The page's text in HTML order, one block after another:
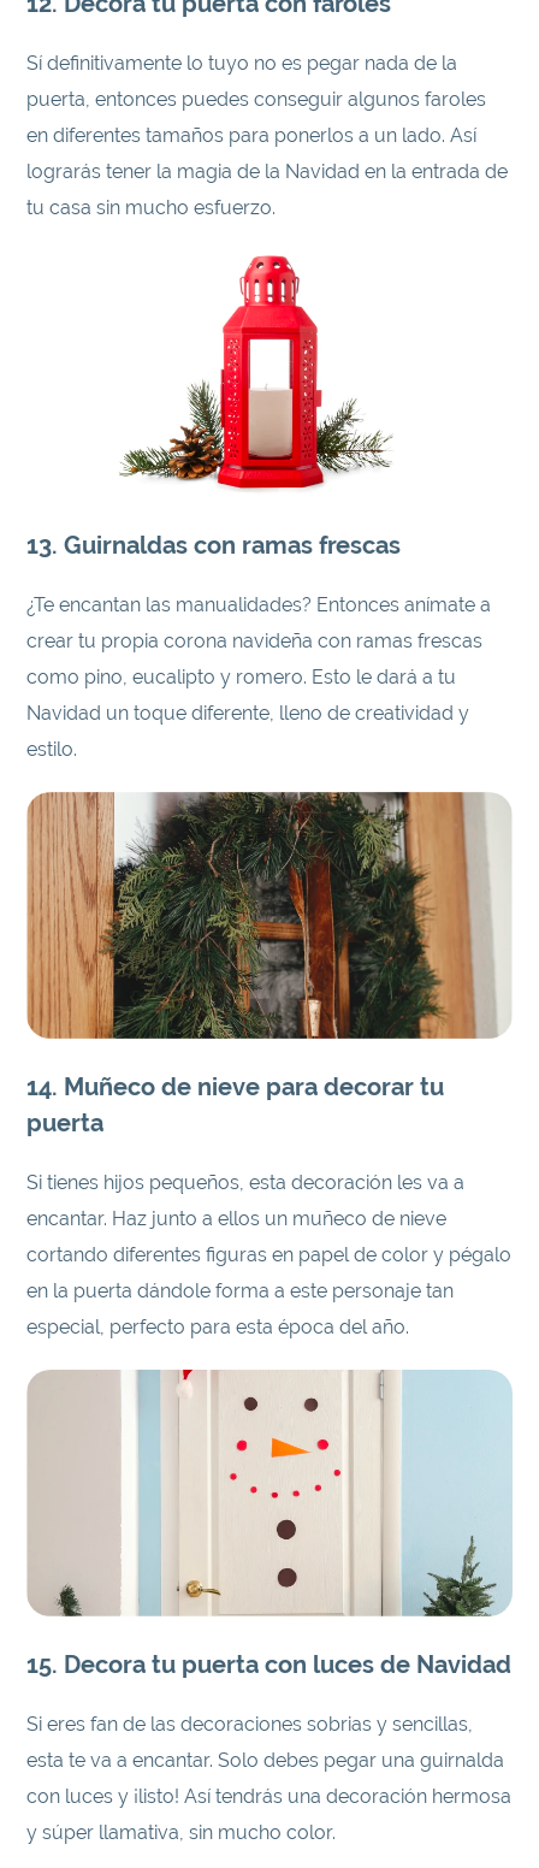
Sí definitivamente lo tuyo no es pegar nada de la
puerta, entonces puedes conseguir algunos faroles
en diferentes tamaños para ponerlos a un lado. Así
lograrás tener la magia de la Navidad en la entrada de
tu casa sin mucho esfuerzo.
13. Guirnaldas con ramas frescas
¿Te encantan las manualidades? Entonces anímate a
crear tu propia corona navideña con ramas frescas
como pino, eucalipto y romero. Esto le dará a tu
Navidad un toque diferente, lleno de creatividad y
estilo.
14. Muñeco de nieve para decorar tu
puerta
Si tienes hijos pequeños, esta decoración les va a
encantar. Haz junto a ellos un muñeco de nieve
cortando diferentes figuras en papel de color y pégalo
en la puerta dándole forma a este personaje tan
especial, perfecto para esta época del año.
15. Decora tu puerta con luces de Navidad
Si eres fan de las decoraciones sobrias y sencillas,
esta te va a encantar. Solo debes pegar una guirnalda
con luces y ¡listo! Así tendrás una decoración hermosa
y súper llamativa, sin mucho color.